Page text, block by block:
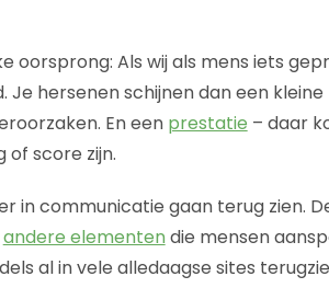
oorsprong: Als wij als mens iets
hersenen schijnen dan een
En een prestatie – daar
of score zijn.
in communicatie gaan terug zien.
andere elementen die mensen
al in vele alledaagse sites